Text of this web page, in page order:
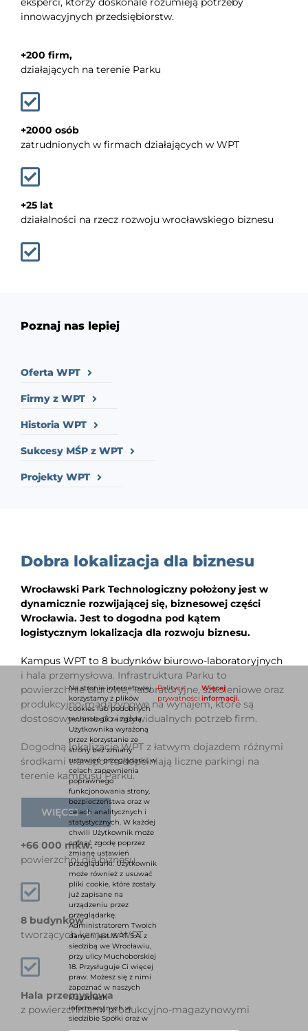
innowacyjnych przedsiębiorstw.
+200 firm,
działających na terenie Parku
+2000 osób
zatrudnionych w firmach działających w WPT
+25 lat
działalności na rzecz rozwoju wrocławskiego biznesu
Poznaj nas lepiej
Oferta WPT
Firmy z WPT
Historia WPT
Sukcesy MŚP z WPT
Projekty WPT
Dobra lokalizacja dla biznesu
Wrocławski Park Technologiczny położony jest w
dynamicznie rozwijającej się, biznesowej części
Wrocławia. Jest to dogodna pod kątem
logistycznym lokalizacja dla rozwoju biznesu.
Kampus WPT to 8 budynków biurowo-laboratoryjnych
i hala przemysłowa. Infrastruktura Parku to
powierzchnie biurowe, laboratoryjne, szkoleniowe oraz
produkcyjno-magazynowe na wynajem, które są
dostosowywane do indywidualnych potrzeb firm.
Dogodną lokalizację WPT z łatwym dojazdem różnymi
środkami transportu dopełniają liczne parkingi na
terenie kampusu Parku.
WIĘCEJ
+66 000 mkw.
powierzchni dla biznesu
8 budynków
tworzących kampus WPT
Hala przemysłowa
z powierzchniami produkcyjno-magazynowymi
Na stronie internetowej
korzystamy z plików
cookies lub podobnych
technologii za zgodą
Użytkownika wyrażoną
przez korzystanie ze
strony bez zmiany
ustawień przeglądarki, w
celach zapewnienia
poprawnego
funkcjonowania strony,
bezpieczeństwa oraz w
celach analitycznych i
statystycznych. W każdej
chwili Użytkownik może
cofnąć zgodę poprzez
zmianę ustawień
przeglądarki. Użytkownik
może również z usuwać
pliki cookie, które zostały
już zapisane na
urządzeniu przez
przeglądarkę.
Administratorem Twoich
danych jest WPT S.A. z
siedzibą we Wrocławiu,
przy ulicy Muchoborskiej
18. Przysługuje Ci więcej
praw. Możesz się z nimi
zapoznać w naszych
klauzulach
informacyjnych w
siedzibie Spółki oraz w
Polityce
prywatności
Więcej
informacji.